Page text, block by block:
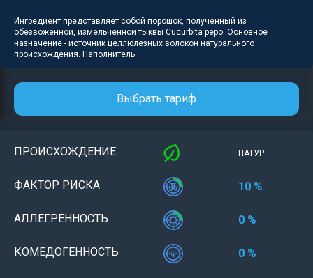
Ингредиент представляет собой порошок, полученный из
обезвоженной, измельченной тыквы Cucurbita pepo. Основное
назначение - источник целлюлезных волокон натурального
происхождения. Наполнитель.
Выбрать тариф
ПРОИСХОЖДЕНИЕ НАТУР
ФАКТОР РИСКА 10 %
АЛЛЕГРЕННОСТЬ 0 %
КОМЕДОГЕННОСТЬ 0 %